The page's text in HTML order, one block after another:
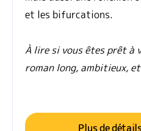
et les bifurcations.
À lire si vous êtes prêt à
roman long, ambitieux,
Plus de